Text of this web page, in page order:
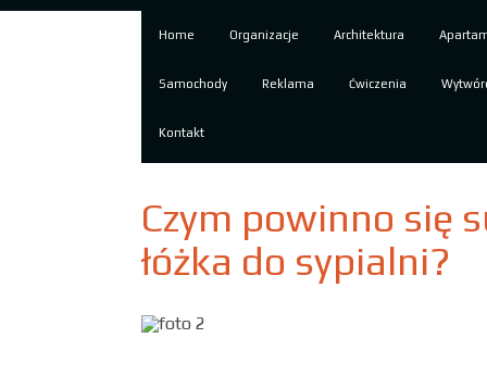
Home Organizacje Architektura
Samochody Reklama Ćwiczenia
Kontakt
Czym powinno się
łóżka do sypialni?